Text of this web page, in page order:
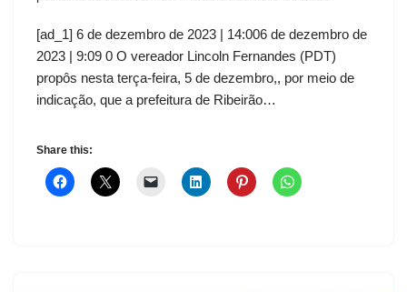
[ad_1] 6 de dezembro de 2023 | 14:006 de dezembro de
2023 | 9:09 0 O vereador Lincoln Fernandes (PDT)
propôs nesta terça-feira, 5 de dezembro,, por meio de
indicação, que a prefeitura de Ribeirão…
Share this: